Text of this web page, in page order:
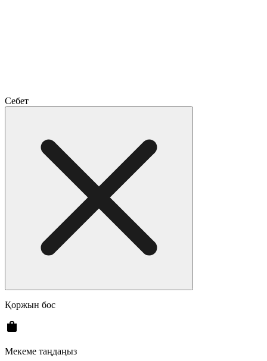
Себет
Қоржын бос
Мекеме таңдаңыз